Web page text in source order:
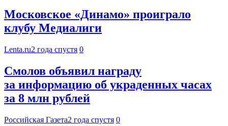
Московское «Динамо» проиграло
клубу Медиалиги
Lenta.ru2 года спустя 0
Смолов объявил награду
за информацию об украденных часах
за 8 млн рублей
Российская Газета2 года спустя 0